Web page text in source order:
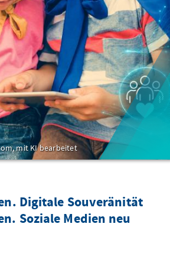
mit KI bearbeitet
Digitale Souveränität
Soziale Medien neu